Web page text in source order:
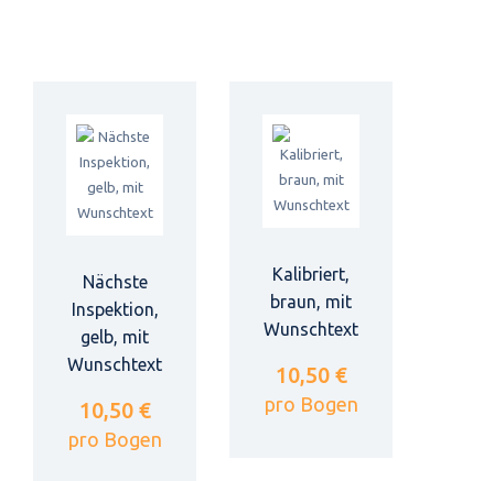
Nächste
Inspektion,
gelb, mit
Wunschtext
10,50 €
pro Bogen
Kalibriert,
braun, mit
Wunschtext
10,50 €
pro Bogen